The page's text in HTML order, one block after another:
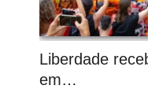
Liberdade
em…